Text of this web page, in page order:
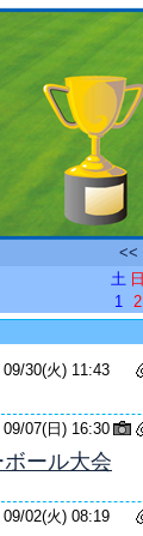
<<
土 日
1
2
09/30(火) 11:43
09/07(日) 16:30
ボール大会
09/02(火) 08:19